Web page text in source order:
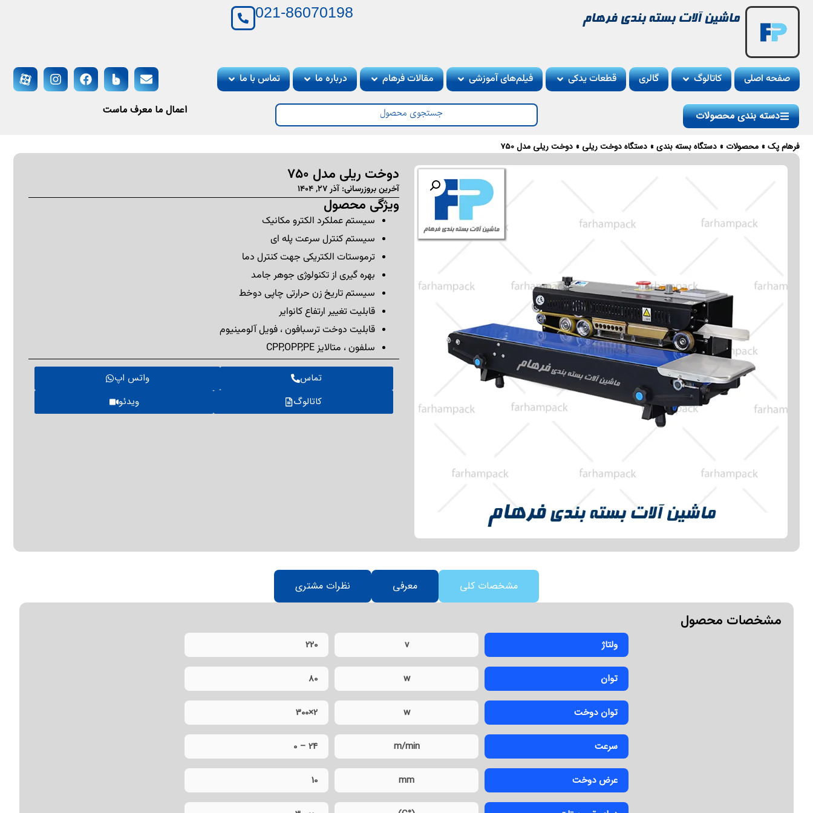
ماشین آلات بسته بندی فرهام 021-86070198
صفحه اصلی کاتالوگ گالری قطعات یدکی فیلم‌های آموزشی مقالات فرهام درباره ما تماس با ما
دسته بندی محصولات ال ما معر ف ماست نه
فرهام پک» محصولات » دستگاه بسته بندی» دستگاه دوخت ریلی » دوخت ریلی مدل 750
دوخت ریلی مدل 750
آخرین بروزرسانی:‌ آذر 27, 1404
ویژگی محصول
سیستم عملکرد الکترو مکانیک
سیستم کنترل سرعت پله ای
ترموستات الکتریکی جهت کنترل دما
بهره گیری از تکنولوژی جوهر جامد
سیستم تاریخ زن حرارتی چاپی دوخط
قابلیت تغییر ارتفاع کانوایر
قابلیت دوخت ترسبافون ، فویل آلومینیوم
سلفون ، متالایز CPP,OPP,PE
تماس
واتس اپ
کاتالوگ
ویدئو
مشخصات کلی معرفی نظرات مشتری
مشخصات محصول
ولتاژ v
220
توان w
80
توان دوخت w
300×2
سرعت m/min
0 – 24
عرض دوخت mm
10